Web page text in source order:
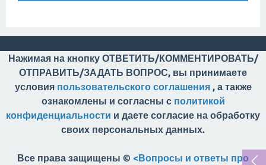
Нажимая на кнопку ОТВЕТИТЬ/КОММЕНТИРОВАТЬ/
ОТПРАВИТЬ/ЗАДАТЬ ВОПРОС, вы принимаете
условия пользовательского соглашения, а также
ознакомлены и согласны с политикой
конфиденциальности и даете согласие на обработку
своих персональных данных.
Все права защищены © <Вопросы и ответы про